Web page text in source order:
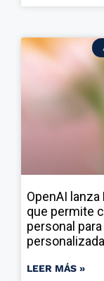
OpenAI
que permite
personal
LEER MÁS »